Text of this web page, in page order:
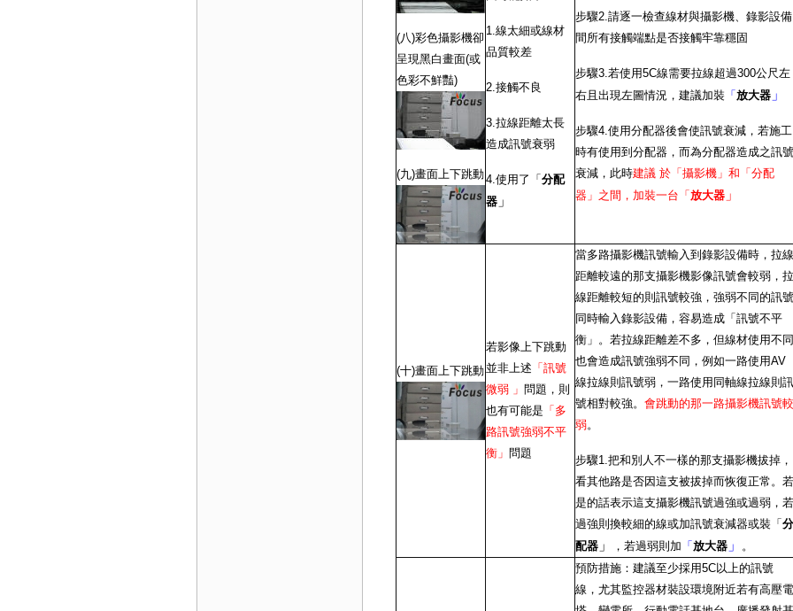
(八)彩色攝影機卻
呈現黑白畫面(或
色彩不鮮豔)
(九)畫面上下跳動
1.線太細或線材
品質較差
2.接觸不良
3.拉線距離太長
造成訊號衰弱
4.使用了「 分配
器」
步驟2.請逐一檢查線材與攝影機、錄影設備
間所有接觸端點是否接觸牢靠穩固
步驟3.若使用5C線需要拉線超過300公尺左
右且出現左圖情況，建議加裝「 放大器」
步驟4.使用分配器後會使訊號衰減，若施工
時有使用到分配器，而為分配器造成之訊號
衰減，此時建議 於「攝影機」和「分配
器」之間，加裝一台「 放大器」
(十)畫面上下跳動
若影像上下跳動
並非上述 「訊號
微弱 」 問題，則
也有可能是 「多
路訊號強弱不平
衡」 問題
當多路攝影機訊號輸入到錄影設備時，拉線
距離較遠的那支攝影機影像訊號會較弱，拉
線距離較短的則訊號較強，強弱不同的訊號
同時輸入錄影設備，容易造成「訊號不平
衡」。若拉線距離差不多，但線材使用不同
也會造成訊號強弱不同，例如一路使用AV
線拉線則訊號弱，一路使用同軸線拉線則訊
號相對較強。 會跳動的那一路攝影機訊號較
弱。
步驟1.把和別人不一樣的那支攝影機拔掉，
看其他路是否因這支被拔掉而恢復正常。若
是的話表示這支攝影機訊號過強或過弱，若
過強則換較細的線或加訊號衰減器或裝「 分
配器」 ，若過弱則加 「 放大器」
。
預防措施：建議至少採用5C以上的訊號
線，尤其監控器材裝設環境附近若有高壓電